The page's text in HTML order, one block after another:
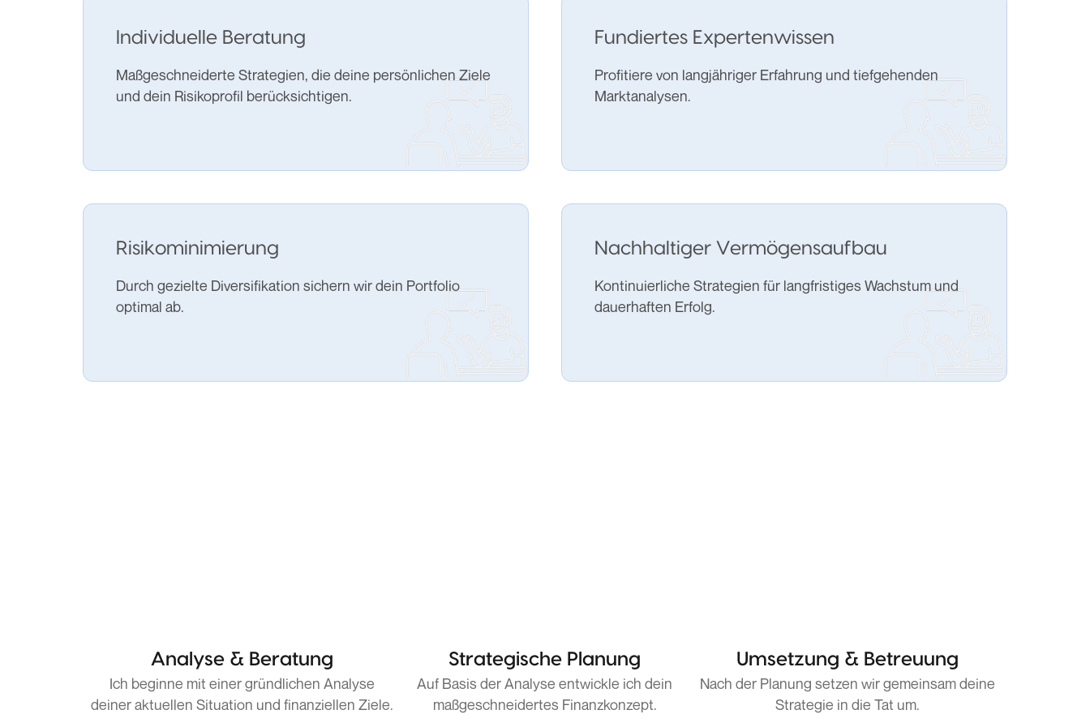
Individuelle Beratung
Maßgeschneiderte Strategien, die deine persönlichen Ziele
und dein Risikoprofil berücksichtigen.
Fundiertes Expertenwissen
Profitiere von langjähriger Erfahrung und tiefgehenden
Marktanalysen.
Risikominimierung
Durch gezielte Diversifikation sichern wir dein Portfolio
optimal ab.
Nachhaltiger Vermögensaufbau
Kontinuierliche Strategien für langfristiges Wachstum und
dauerhaften Erfolg.
Analyse & Beratung
Ich beginne mit einer gründlichen Analyse
deiner aktuellen Situation und finanziellen Ziele.
Strategische Planung
Auf Basis der Analyse entwickle ich dein
maßgeschneidertes Finanzkonzept.
Umsetzung & Betreuung
Nach der Planung setzen wir gemeinsam deine
Strategie in die Tat um.